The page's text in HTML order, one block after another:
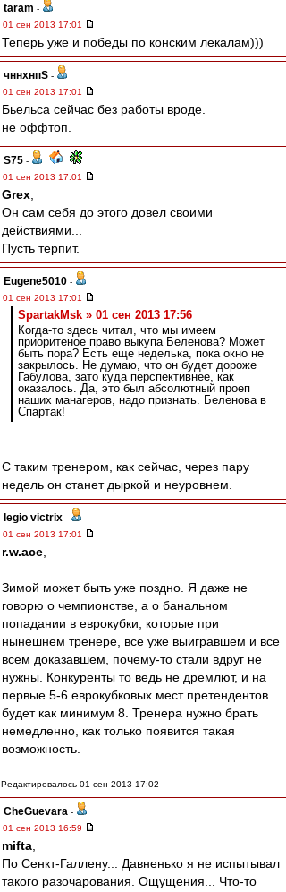
taram -
01 сен 2013 17:01
Теперь уже и победы по конским лекалам)))
чннхнпS -
01 сен 2013 17:01
Бьельса сейчас без работы вроде.
не оффтоп.
S75 -
01 сен 2013 17:01
Grex
Он сам себя до этого довел своими
действиями...
Пусть терпит.
Eugene5010 -
01 сен 2013 17:01
SpartakMsk » 01 сен 2013 17:56
Когда-то здесь читал, что мы имеем
приоритеное право выкупа Беленова? Может
быть пора? Есть еще неделька, пока окно не
закрылось. Не думаю, что он будет дороже
Габулова, зато куда перспективнее, как
оказалось. Да, это был абсолютный проеп
наших манагеров, надо признать. Беленова в
Спартак!
С таким тренером, как сейчас, через пару
недель он станет дыркой и неуровнем.
legio victrix -
01 сен 2013 17:01
r.w.ace
Зимой может быть уже поздно. Я даже не
говорю о чемпионстве, а о банальном
попадании в еврокубки, которые при
нынешнем тренере, все уже выигравшем и все
всем доказавшем, почему-то стали вдруг не
нужны. Конкуренты то ведь не дремлют, и на
первые 5-6 еврокубковых мест претендентов
будет как минимум 8. Тренера нужно брать
немедленно, как только появится такая
возможность.
Редактировалось 01 сен 2013 17:02
CheGuevara -
01 сен 2013 16:59
mifta
По Сенкт-Галлену... Давненько я не испытывал
такого разочарования. Ощущения... Что-то